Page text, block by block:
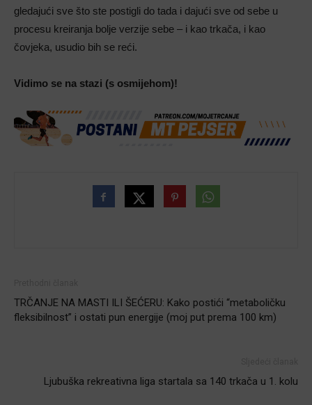
gledajući sve što ste postigli do tada i dajući sve od sebe u
procesu kreiranja bolje verzije sebe – i kao trkača, i kao
čovjeka, usudio bih se reći.
Vidimo se na stazi (s osmijehom)!
TRČANJE NA MASTI ILI ŠEĆERU: Kako postići “metaboličku
fleksibilnost” i ostati pun energije (moj put prema 100 km)
Ljubuška rekreativna liga startala sa 140 trkača u 1. kolu